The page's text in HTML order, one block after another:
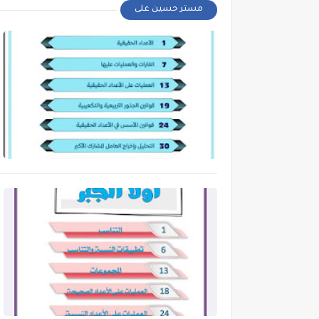
مستر حسين على